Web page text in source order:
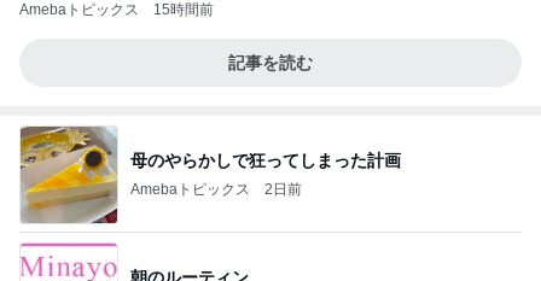
Amebaトピックス 15時間前
記事を読む
母のやらかしで狂ってしまった計画
Amebaトピックス 2日前
朝のルーティン